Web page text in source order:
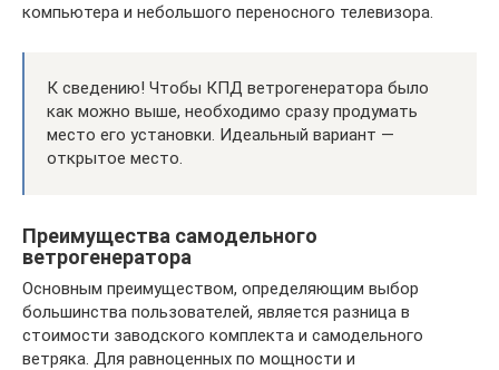
компьютера и небольшого переносного телевизора.
К сведению! Чтобы КПД ветрогенератора было
как можно выше, необходимо сразу продумать
место его установки. Идеальный вариант —
открытое место.
Преимущества самодельного
ветрогенератора
Основным преимуществом, определяющим выбор
большинства пользователей, является разница в
стоимости заводского комплекта и самодельного
ветряка. Для равноценных по мощности и